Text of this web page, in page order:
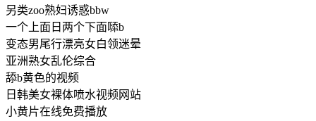
另类zoo熟妇诱惑bbw
一个上面日两个下面𠻹b
变态男尾行漂亮女白领迷晕
亚洲熟女乱伦综合
舔b黄色的视频
日韩美女裸体喷水视频网站
小黄片在线免费播放